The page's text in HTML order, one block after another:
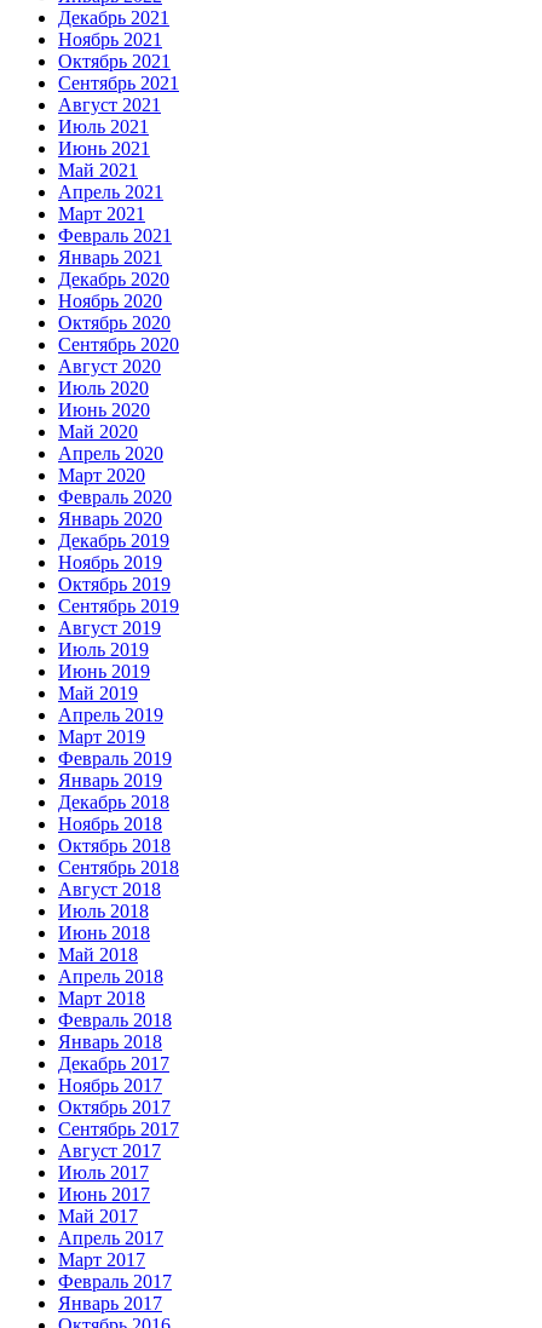
Декабрь 2021
Ноябрь 2021
Октябрь 2021
Сентябрь 2021
Август 2021
Июль 2021
Июнь 2021
Май 2021
Апрель 2021
Март 2021
Февраль 2021
Январь 2021
Декабрь 2020
Ноябрь 2020
Октябрь 2020
Сентябрь 2020
Август 2020
Июль 2020
Июнь 2020
Май 2020
Апрель 2020
Март 2020
Февраль 2020
Январь 2020
Декабрь 2019
Ноябрь 2019
Октябрь 2019
Сентябрь 2019
Август 2019
Июль 2019
Июнь 2019
Май 2019
Апрель 2019
Март 2019
Февраль 2019
Январь 2019
Декабрь 2018
Ноябрь 2018
Октябрь 2018
Сентябрь 2018
Август 2018
Июль 2018
Июнь 2018
Май 2018
Апрель 2018
Март 2018
Февраль 2018
Январь 2018
Декабрь 2017
Ноябрь 2017
Октябрь 2017
Сентябрь 2017
Август 2017
Июль 2017
Июнь 2017
Май 2017
Апрель 2017
Март 2017
Февраль 2017
Январь 2017